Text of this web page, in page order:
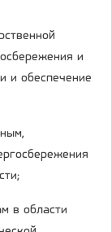
и
и обеспечение
в области